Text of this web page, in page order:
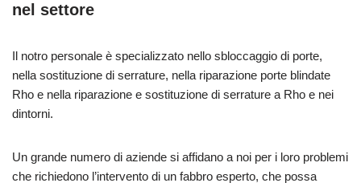
nel settore
Il notro personale è specializzato nello sbloccaggio di porte,
nella sostituzione di serrature, nella riparazione porte blindate
Rho e nella riparazione e sostituzione di serrature a Rho e nei
dintorni.
Un grande numero di aziende si affidano a noi per i loro problemi
che richiedono l’intervento di un fabbro esperto, che possa